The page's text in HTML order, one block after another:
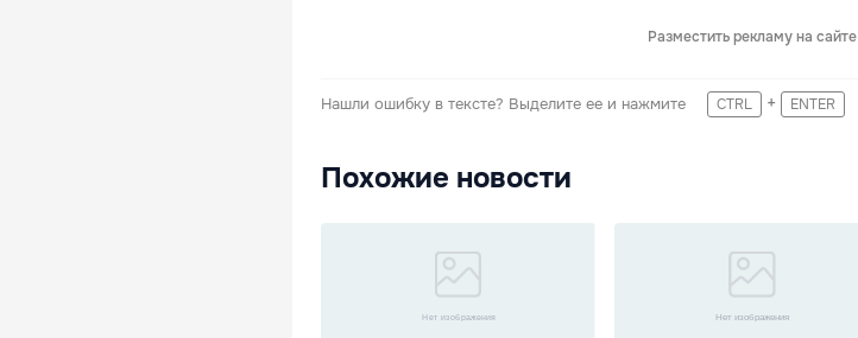
Разместить рекламу на сайте
Нашли ошибку в тексте? Выделите ее и нажмите CTRL + ENTER
Похожие новости